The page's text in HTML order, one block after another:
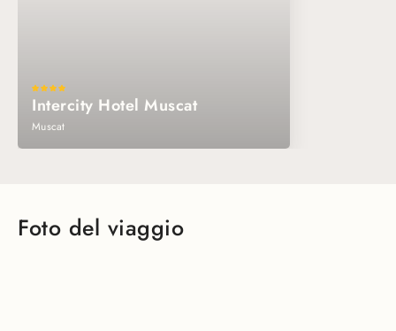
Intercity Hotel Muscat
Muscat
Foto del viaggio